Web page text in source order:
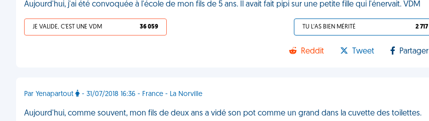
Aujourd'hui, j'ai été convoquée à l'école de mon fils de 5 ans. Il avait fait pipi sur une petite fille qui l'énervait. VDM
JE VALIDE, C'EST UNE VDM 36 059 TU L'AS BIEN MÉRITÉ 2 717
Reddit Tweet Partager
Par Yenapartout - 31/07/2018 16:36 - France - La Norville
Aujourd'hui, comme souvent, mon fils de deux ans a vidé son pot comme un grand dans la cuvette des toilettes.